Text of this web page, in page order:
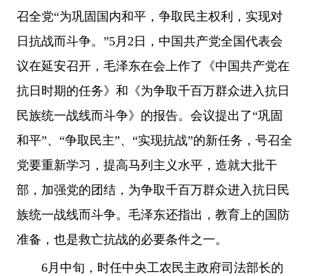
召全党“为巩固国内和平，争取民主权利，实现对
日抗战而斗争。”5月2日，中国共产党全国代表会
议在延安召开，毛泽东在会上作了《中国共产党在
抗日时期的任务》和《为争取千百万群众进入抗日
民族统一战线而斗争》的报告。会议提出了“巩固
和平”、“争取民主”、“实现抗战”的新任务，号召全
党要重新学习，提高马列主义水平，造就大批干
部，加强党的团结，为争取千百万群众进入抗日民
族统一战线而斗争。毛泽东还指出，教育上的国防
准备，也是救亡抗战的必要条件之一。
6月中旬，时任中央工农民主政府司法部长的